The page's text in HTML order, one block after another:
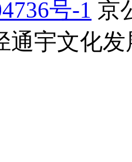
号-1 京
通宇文化发